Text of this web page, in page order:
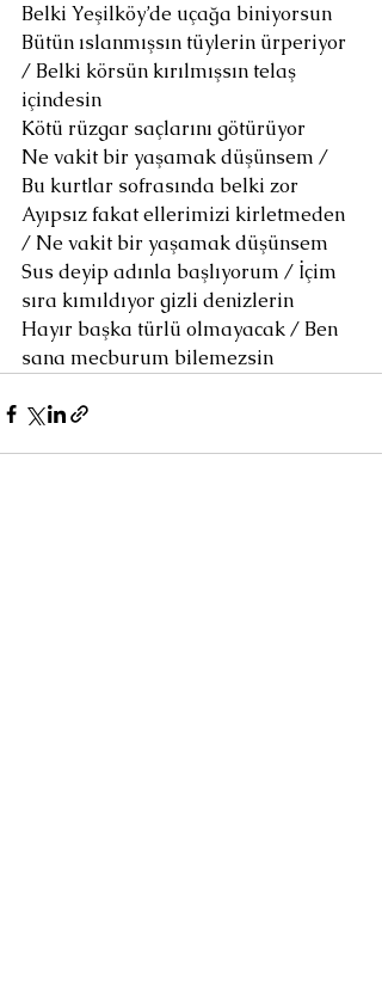
Belki Yeşilköy’de uçağa biniyorsun
Bütün ıslanmışsın tüylerin ürperiyor
/ Belki körsün kırılmışsın telaş
içindesin
Kötü rüzgar saçlarını götürüyor
Ne vakit bir yaşamak düşünsem /
Bu kurtlar sofrasında belki zor
Ayıpsız fakat ellerimizi kirletmeden
/ Ne vakit bir yaşamak düşünsem
Sus deyip adınla başlıyorum / İçim
sıra kımıldıyor gizli denizlerin
Hayır başka türlü olmayacak / Ben
sana mecburum bilemezsin